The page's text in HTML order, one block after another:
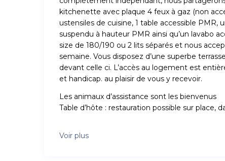
kitchenette avec plaque 4 feux à gaz (non
ustensiles de cuisine, 1 table accessible
suspendu à hauteur PMR ainsi qu’un lavabo
size de 180/190 ou 2 lits séparés et nous
semaine. Vous disposez d’une superbe
devant celle ci. L’accès au logement est
et handicap. au plaisir de vous y recevoir.
Les animaux d’assistance sont les bienvenus
Table d’hôte : restauration possible sur place,
Voir plus